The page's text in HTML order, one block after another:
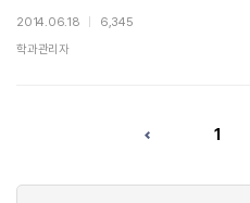
2014.06.18
6,345
학과관리자
1